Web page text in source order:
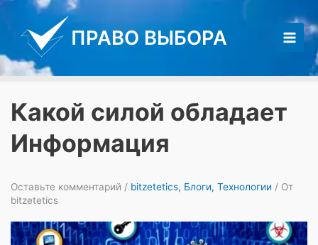
Перейти
содержимому
ПРАВО ВЫБОРА
Main
Какой силой обладает
Информация
Оставьте комментарий / bitzetetics, Блоги, Технологии / От
bitzetetics